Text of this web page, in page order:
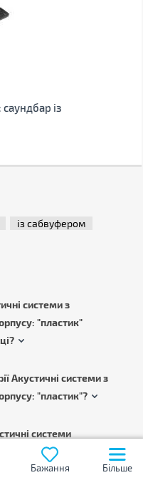
із
із сабвуфером
системи з
"пластик"
Акустичні системи з
"пластик"?
системи
товару?
Бажання Більше